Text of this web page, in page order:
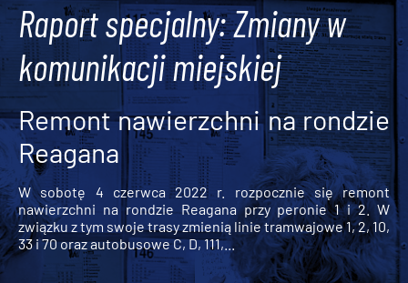
Raport specjalny: Zmiany w
komunikacji miejskiej
Remont nawierzchni na rondzie
Reagana
W sobotę 4 czerwca 2022 r. rozpocznie się remont
nawierzchni na rondzie Reagana przy peronie 1 i 2. W
związku z tym swoje trasy zmienią linie tramwajowe 1, 2, 10,
33 i 70 oraz autobusowe C, D, 111,...